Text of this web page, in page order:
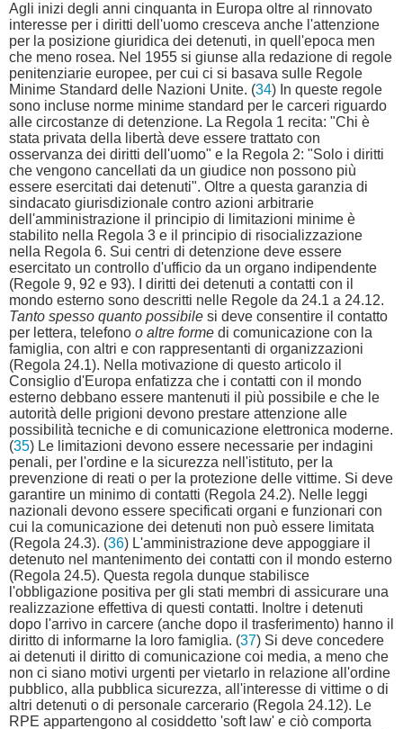
Agli inizi degli anni cinquanta in Europa oltre al rinnovato
interesse per i diritti dell'uomo cresceva anche l'attenzione
per la posizione giuridica dei detenuti, in quell'epoca men
che meno rosea. Nel 1955 si giunse alla redazione di regole
penitenziarie europee, per cui ci si basava sulle Regole
Minime Standard delle Nazioni Unite. (34) In queste regole
sono incluse norme minime standard per le carceri riguardo
alle circostanze di detenzione. La Regola 1 recita: "Chi è
stata privata della libertà deve essere trattato con
osservanza dei diritti dell'uomo" e la Regola 2: "Solo i diritti
che vengono cancellati da un giudice non possono più
essere esercitati dai detenuti". Oltre a questa garanzia di
sindacato giurisdizionale contro azioni arbitrarie
dell'amministrazione il principio di limitazioni minime è
stabilito nella Regola 3 e il principio di risocializzazione
nella Regola 6. Sui centri di detenzione deve essere
esercitato un controllo d'ufficio da un organo indipendente
(Regole 9, 92 e 93). I diritti dei detenuti a contatti con il
mondo esterno sono descritti nelle Regole da 24.1 a 24.12.
Tanto spesso quanto possibile si deve consentire il contatto
per lettera, telefono o altre forme di comunicazione con la
famiglia, con altri e con rappresentanti di organizzazioni
(Regola 24.1). Nella motivazione di questo articolo il
Consiglio d'Europa enfatizza che i contatti con il mondo
esterno debbano essere mantenuti il più possibile e che le
autorità delle prigioni devono prestare attenzione alle
possibilità tecniche e di comunicazione elettronica moderne.
(35) Le limitazioni devono essere necessarie per indagini
penali, per l'ordine e la sicurezza nell'istituto, per la
prevenzione di reati o per la protezione delle vittime. Si deve
garantire un minimo di contatti (Regola 24.2). Nelle leggi
nazionali devono essere specificati organi e funzionari con
cui la comunicazione dei detenuti non può essere limitata
(Regola 24.3). (36) L'amministrazione deve appoggiare il
detenuto nel mantenimento dei contatti con il mondo esterno
(Regola 24.5). Questa regola dunque stabilisce
l'obbligazione positiva per gli stati membri di assicurare una
realizzazione effettiva di questi contatti. Inoltre i detenuti
dopo l'arrivo in carcere (anche dopo il trasferimento) hanno il
diritto di informarne la loro famiglia. (37) Si deve concedere
ai detenuti il diritto di comunicazione coi media, a meno che
non ci siano motivi urgenti per vietarlo in relazione all'ordine
pubblico, alla pubblica sicurezza, all'interesse di vittime o di
altri detenuti o di personale carcerario (Regola 24.12). Le
RPE appartengono al cosiddetto 'soft law' e ciò comporta